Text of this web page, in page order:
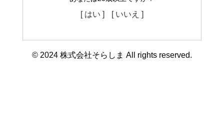
[ はい ] [ いいえ ]
© 2024 株式会社そらしま All rights reserved.